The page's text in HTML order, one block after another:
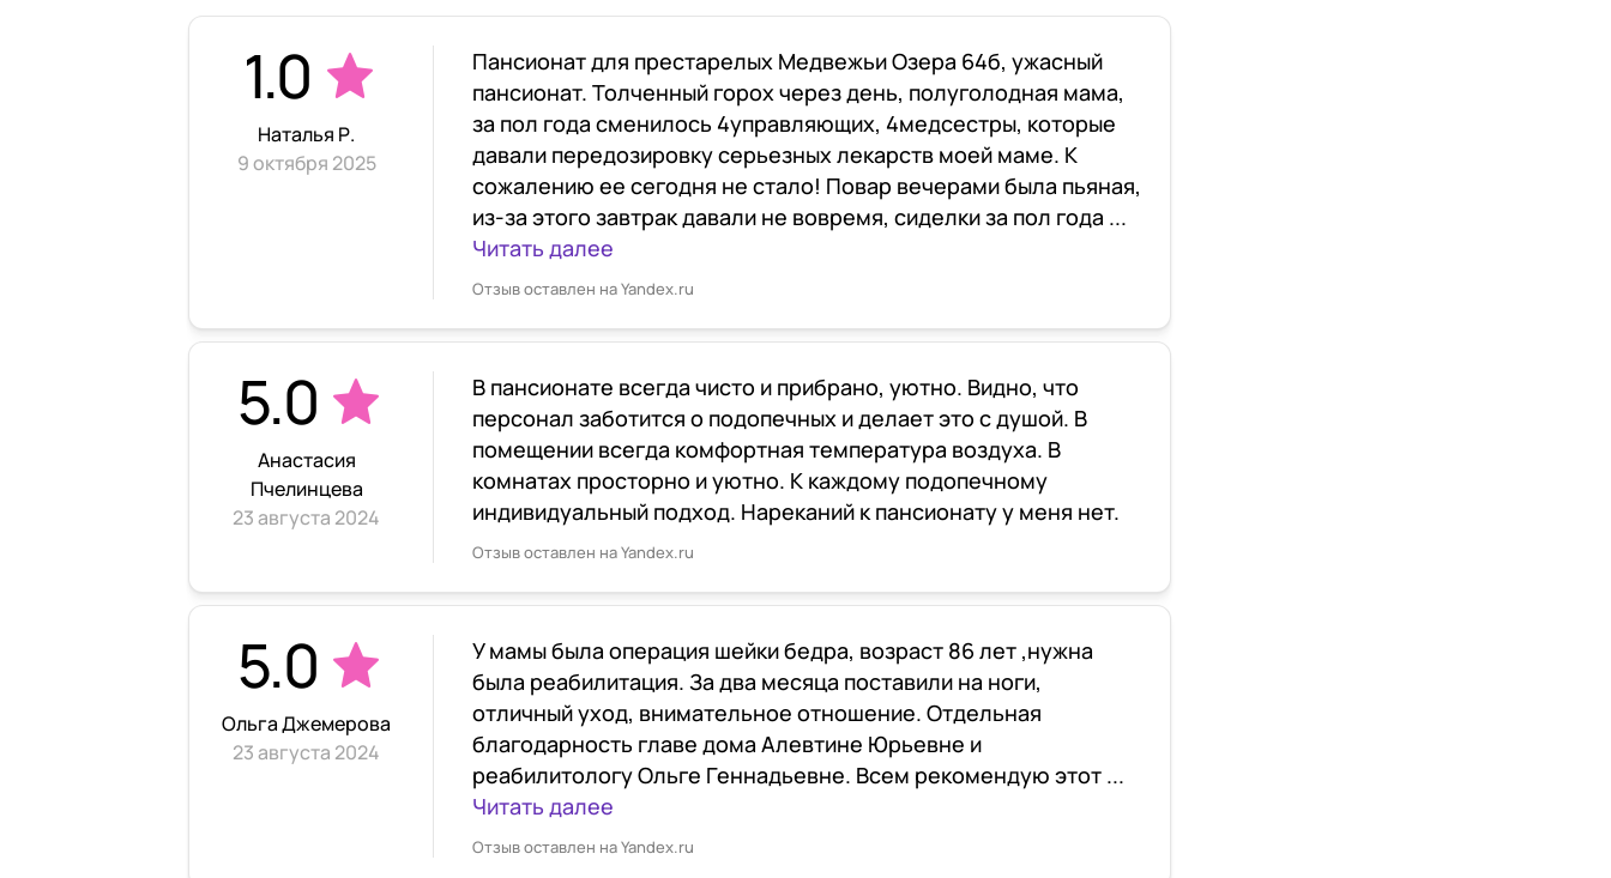
1.0
Наталья Р.
9 октября 2025
Пансионат для престарелых Медвежьи Озера 64б, ужасный
пансионат. Толченный горох через день, полуголодная мама,
за пол года сменилось 4управляющих, 4медсестры, которые
давали передозировку серьезных лекарств моей маме. К
сожалению ее сегодня не стало! Повар вечерами была пьяная,
из-за этого завтрак давали не вовремя, сиделки за пол года ...
Читать далее
Отзыв оставлен на Yandex.ru
5.0
Анастасия
Пчелинцева
23 августа 2024
В пансионате всегда чисто и прибрано, уютно. Видно, что
персонал заботится о подопечных и делает это с душой. В
помещении всегда комфортная температура воздуха. В
комнатах просторно и уютно. К каждому подопечному
индивидуальный подход. Нареканий к пансионату у меня нет.
Отзыв оставлен на Yandex.ru
5.0
Ольга Джемерова
23 августа 2024
У мамы была операция шейки бедра, возраст 86 лет ,нужна
была реабилитация. За два месяца поставили на ноги,
отличный уход, внимательное отношение. Отдельная
благодарность главе дома Алевтине Юрьевне и
реабилитологу Ольге Геннадьевне. Всем рекомендую этот ...
Читать далее
Отзыв оставлен на Yandex.ru